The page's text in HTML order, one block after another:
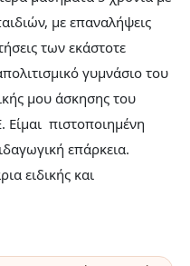
με επαναλήψεις
των εκάστοτε
γυμνάσιο του
μου άσκησης του
πιστοποιημένη
επάρκεια.
ειδικής και